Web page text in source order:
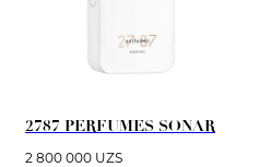
2787 PERFUMES SONAR
2 800 000 UZS